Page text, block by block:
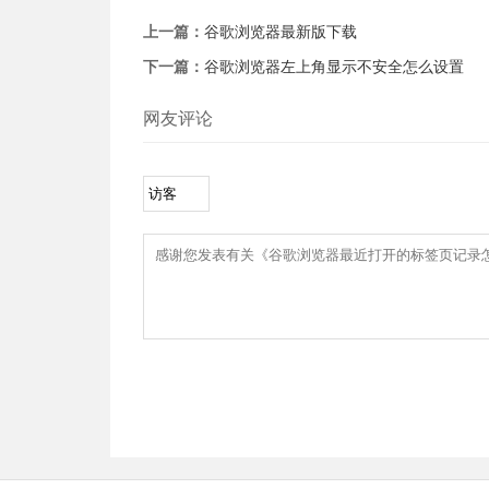
上一篇： 谷歌浏览器最新版下载
下一篇： 谷歌浏览器左上角显示不安全怎么设置
网友评论